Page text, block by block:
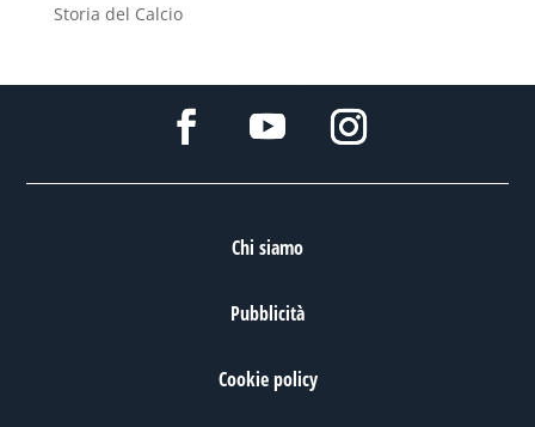
Storia del Calcio
Chi siamo
Pubblicità
Cookie policy